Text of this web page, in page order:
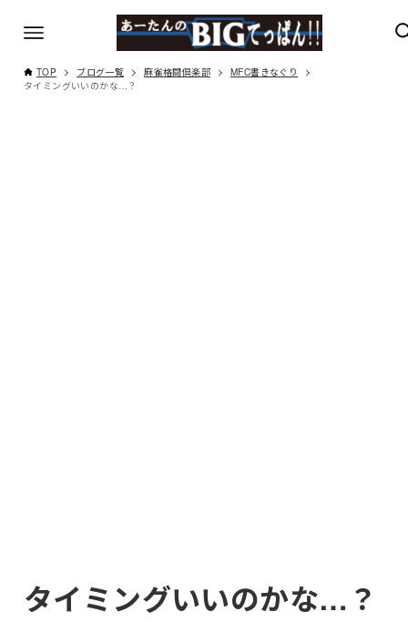
TOP ブログ一覧 麻雀格闘倶楽部
MFC書きなぐり
タイミングいいのかな…？
タイミングいいのかな…？